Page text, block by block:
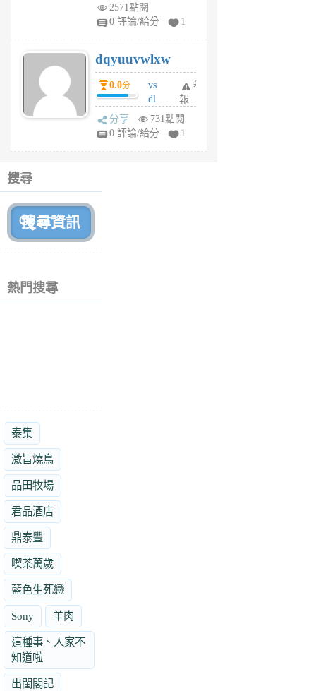
tu
6
個
月
前
2571點閱
0 評論/給分
1
dqyuuvwlxw
0.0分
vs
dl
sq
fy
舉
報
分享
731點閱
0 評論/給分
1
搜尋
熱門搜尋
泰集
激旨燒鳥
品田牧場
君品酒店
鼎泰豐
喫茶萬歲
藍色生死戀
Sony 羊肉
這種事、人家不
知道啦
出閨閣記